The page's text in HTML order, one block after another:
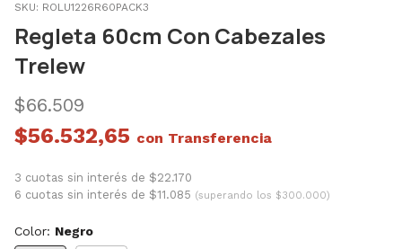
SKU: ROLU1226R60PACK3
Regleta 60cm Con Cabezales
Trelew
$66.509
$56.532,65 con
3 cuotas sin interés de $22.170
6 cuotas sin interés de $11.085 (superando los $300.000)
Color: Negro